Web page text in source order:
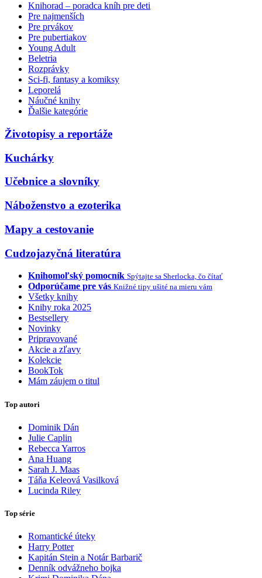
Knihorad – poradca kníh pre deti
Pre najmenších
Pre prvákov
Pre pubertiakov
Young Adult
Beletria
Rozprávky
Sci-fi, fantasy a komiksy
Leporelá
Náučné knihy
Ďalšie kategórie
Životopisy a reportáže
Kuchárky
Učebnice a slovníky
Náboženstvo a ezoterika
Mapy a cestovanie
Cudzojazyčná literatúra
Knihomoľský pomocník Spýtajte sa Sherlocka, čo čítať
Odporúčame pre vás Knižné tipy ušité na mieru vám
Všetky knihy
Knihy roka 2025
Bestsellery
Novinky
Pripravované
Akcie a zľavy
Kolekcie
BookTok
Mám záujem o titul
Top autori
Dominik Dán
Julie Caplin
Rebecca Yarros
Ana Huang
Sarah J. Maas
Táňa Keleová Vasilková
Lucinda Riley
Top série
Romantické úteky
Harry Potter
Kapitán Stein a Notár Barbarič
Denník odvážneho bojka